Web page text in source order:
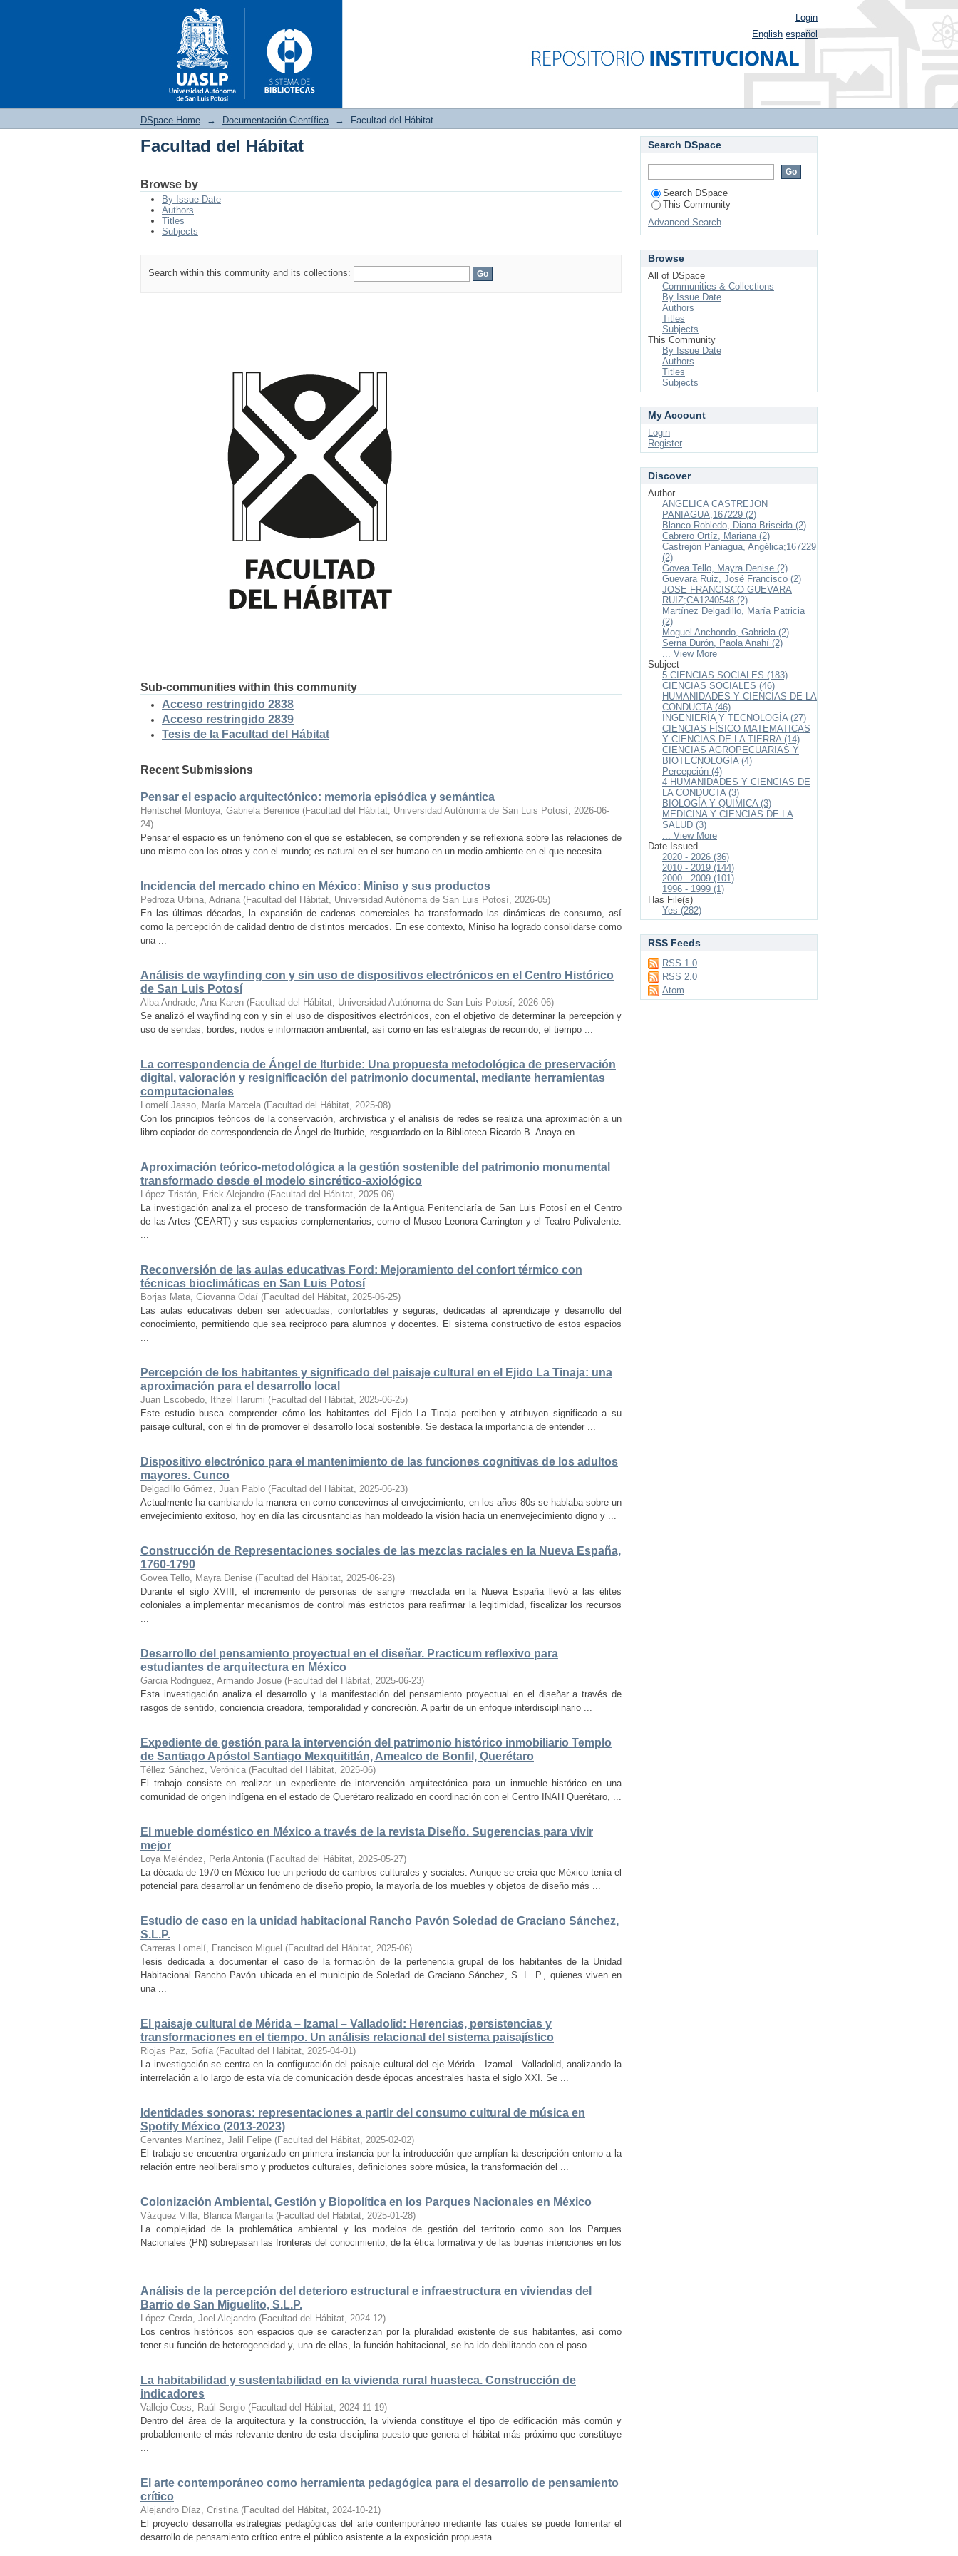
Login
English español
DSpace Home → Documentación Científica → Facultad del Hábitat
Facultad del Hábitat
Browse by
By Issue Date
Authors
Titles
Subjects
Search within this community and its collections:
Sub-communities within this community
Acceso restringido 2838
Acceso restringido 2839
Tesis de la Facultad del Hábitat
Recent Submissions
Pensar el espacio arquitectónico: memoria episódica y semántica
Hentschel Montoya, Gabriela Berenice (Facultad del Hábitat, Universidad Autónoma de San Luis Potosí, 2026-06-
24)
Pensar el espacio es un fenómeno con el que se establecen, se comprenden y se reflexiona sobre las relaciones de
uno mismo con los otros y con el mundo; es natural en el ser humano en un medio ambiente en el que necesita ...
Incidencia del mercado chino en México: Miniso y sus productos
Pedroza Urbina, Adriana (Facultad del Hábitat, Universidad Autónoma de San Luis Potosí, 2026-05)
En las últimas décadas, la expansión de cadenas comerciales ha transformado las dinámicas de consumo, así
como la percepción de calidad dentro de distintos mercados. En ese contexto, Miniso ha logrado consolidarse como
una ...
Análisis de wayfinding con y sin uso de dispositivos electrónicos en el Centro Histórico
de San Luis Potosí
Alba Andrade, Ana Karen (Facultad del Hábitat, Universidad Autónoma de San Luis Potosí, 2026-06)
Se analizó el wayfinding con y sin el uso de dispositivos electrónicos, con el objetivo de determinar la percepción y
uso de sendas, bordes, nodos e información ambiental, así como en las estrategias de recorrido, el tiempo ...
La correspondencia de Ángel de Iturbide: Una propuesta metodológica de preservación
digital, valoración y resignificación del patrimonio documental, mediante herramientas
computacionales
Lomelí Jasso, María Marcela (Facultad del Hábitat, 2025-08)
Con los principios teóricos de la conservación, archivistica y el análisis de redes se realiza una aproximación a un
libro copiador de correspondencia de Ángel de Iturbide, resguardado en la Biblioteca Ricardo B. Anaya en ...
Aproximación teórico-metodológica a la gestión sostenible del patrimonio monumental
transformado desde el modelo sincrético-axiológico
López Tristán, Erick Alejandro (Facultad del Hábitat, 2025-06)
La investigación analiza el proceso de transformación de la Antigua Penitenciaría de San Luis Potosí en el Centro
de las Artes (CEART) y sus espacios complementarios, como el Museo Leonora Carrington y el Teatro Polivalente.
...
Reconversión de las aulas educativas Ford: Mejoramiento del confort térmico con
técnicas bioclimáticas en San Luis Potosí
Borjas Mata, Giovanna Odaí (Facultad del Hábitat, 2025-06-25)
Las aulas educativas deben ser adecuadas, confortables y seguras, dedicadas al aprendizaje y desarrollo del
conocimiento, permitiendo que sea reciproco para alumnos y docentes. El sistema constructivo de estos espacios
...
Percepción de los habitantes y significado del paisaje cultural en el Ejido La Tinaja: una
aproximación para el desarrollo local
Juan Escobedo, Ithzel Harumi (Facultad del Hábitat, 2025-06-25)
Este estudio busca comprender cómo los habitantes del Ejido La Tinaja perciben y atribuyen significado a su
paisaje cultural, con el fin de promover el desarrollo local sostenible. Se destaca la importancia de entender ...
Dispositivo electrónico para el mantenimiento de las funciones cognitivas de los adultos
mayores. Cunco
Delgadillo Gómez, Juan Pablo (Facultad del Hábitat, 2025-06-23)
Actualmente ha cambiando la manera en como concevimos al envejecimiento, en los años 80s se hablaba sobre un
envejecimiento exitoso, hoy en día las circusntancias han moldeado la visión hacia un enenvejecimiento digno y ...
Construcción de Representaciones sociales de las mezclas raciales en la Nueva España,
1760-1790
Govea Tello, Mayra Denise (Facultad del Hábitat, 2025-06-23)
Durante el siglo XVIII, el incremento de personas de sangre mezclada en la Nueva España llevó a las élites
coloniales a implementar mecanismos de control más estrictos para reafirmar la legitimidad, fiscalizar los recursos
...
Desarrollo del pensamiento proyectual en el diseñar. Practicum reflexivo para
estudiantes de arquitectura en México
Garcia Rodriguez, Armando Josue (Facultad del Hábitat, 2025-06-23)
Esta investigación analiza el desarrollo y la manifestación del pensamiento proyectual en el diseñar a través de
rasgos de sentido, conciencia creadora, temporalidad y concreción. A partir de un enfoque interdisciplinario ...
Expediente de gestión para la intervención del patrimonio histórico inmobiliario Templo
de Santiago Apóstol Santiago Mexquititlán, Amealco de Bonfil, Querétaro
Téllez Sánchez, Verónica (Facultad del Hábitat, 2025-06)
El trabajo consiste en realizar un expediente de intervención arquitectónica para un inmueble histórico en una
comunidad de origen indígena en el estado de Querétaro realizado en coordinación con el Centro INAH Querétaro, ...
El mueble doméstico en México a través de la revista Diseño. Sugerencias para vivir
mejor
Loya Meléndez, Perla Antonia (Facultad del Hábitat, 2025-05-27)
La década de 1970 en México fue un período de cambios culturales y sociales. Aunque se creía que México tenía el
potencial para desarrollar un fenómeno de diseño propio, la mayoría de los muebles y objetos de diseño más ...
Estudio de caso en la unidad habitacional Rancho Pavón Soledad de Graciano Sánchez,
S.L.P.
Carreras Lomelí, Francisco Miguel (Facultad del Hábitat, 2025-06)
Tesis dedicada a documentar el caso de la formación de la pertenencia grupal de los habitantes de la Unidad
Habitacional Rancho Pavón ubicada en el municipio de Soledad de Graciano Sánchez, S. L. P., quienes viven en
una ...
El paisaje cultural de Mérida – Izamal – Valladolid: Herencias, persistencias y
transformaciones en el tiempo. Un análisis relacional del sistema paisajístico
Riojas Paz, Sofía (Facultad del Hábitat, 2025-04-01)
La investigación se centra en la configuración del paisaje cultural del eje Mérida - Izamal - Valladolid, analizando la
interrelación a lo largo de esta vía de comunicación desde épocas ancestrales hasta el siglo XXI. Se ...
Identidades sonoras: representaciones a partir del consumo cultural de música en
Spotify México (2013-2023)
Cervantes Martínez, Jalil Felipe (Facultad del Hábitat, 2025-02-02)
El trabajo se encuentra organizado en primera instancia por la introducción que amplían la descripción entorno a la
relación entre neoliberalismo y productos culturales, definiciones sobre música, la transformación del ...
Colonización Ambiental, Gestión y Biopolítica en los Parques Nacionales en México
Vázquez Villa, Blanca Margarita (Facultad del Hábitat, 2025-01-28)
La complejidad de la problemática ambiental y los modelos de gestión del territorio como son los Parques
Nacionales (PN) sobrepasan las fronteras del conocimiento, de la ética formativa y de las buenas intenciones en los
...
Análisis de la percepción del deterioro estructural e infraestructura en viviendas del
Barrio de San Miguelito, S.L.P.
López Cerda, Joel Alejandro (Facultad del Hábitat, 2024-12)
Los centros históricos son espacios que se caracterizan por la pluralidad existente de sus habitantes, así como
tener su función de heterogeneidad y, una de ellas, la función habitacional, se ha ido debilitando con el paso ...
La habitabilidad y sustentabilidad en la vivienda rural huasteca. Construcción de
indicadores
Vallejo Coss, Raúl Sergio (Facultad del Hábitat, 2024-11-19)
Dentro del área de la arquitectura y la construcción, la vivienda constituye el tipo de edificación más común y
probablemente el más relevante dentro de esta disciplina puesto que genera el hábitat más próximo que constituye
...
El arte contemporáneo como herramienta pedagógica para el desarrollo de pensamiento
crítico
Alejandro Díaz, Cristina (Facultad del Hábitat, 2024-10-21)
El proyecto desarrolla estrategias pedagógicas del arte contemporáneo mediante las cuales se puede fomentar el
desarrollo de pensamiento crítico entre el público asistente a la exposición propuesta.
Search DSpace
Search DSpace
This Community
Advanced Search
Browse
All of DSpace
Communities & Collections
By Issue Date
Authors
Titles
Subjects
This Community
By Issue Date
Authors
Titles
Subjects
My Account
Login
Register
Discover
Author
ANGELICA CASTREJON
PANIAGUA;167229 (2)
Blanco Robledo, Diana Briseida (2)
Cabrero Ortíz, Mariana (2)
Castrejón Paniagua, Angélica;167229
(2)
Govea Tello, Mayra Denise (2)
Guevara Ruiz, José Francisco (2)
JOSE FRANCISCO GUEVARA
RUIZ;CA1240548 (2)
Martínez Delgadillo, María Patricia
(2)
Moguel Anchondo, Gabriela (2)
Serna Durón, Paola Anahí (2)
... View More
Subject
5 CIENCIAS SOCIALES (183)
CIENCIAS SOCIALES (46)
HUMANIDADES Y CIENCIAS DE LA
CONDUCTA (46)
INGENIERÍA Y TECNOLOGÍA (27)
CIENCIAS FÍSICO MATEMATICAS
Y CIENCIAS DE LA TIERRA (14)
CIENCIAS AGROPECUARIAS Y
BIOTECNOLOGÍA (4)
Percepción (4)
4 HUMANIDADES Y CIENCIAS DE
LA CONDUCTA (3)
BIOLOGÍA Y QUIMICA (3)
MEDICINA Y CIENCIAS DE LA
SALUD (3)
... View More
Date Issued
2020 - 2026 (36)
2010 - 2019 (144)
2000 - 2009 (101)
1996 - 1999 (1)
Has File(s)
Yes (282)
RSS Feeds
RSS 1.0
RSS 2.0
Atom